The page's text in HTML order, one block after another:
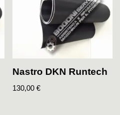
Nastro DKN Runtech
130,00€